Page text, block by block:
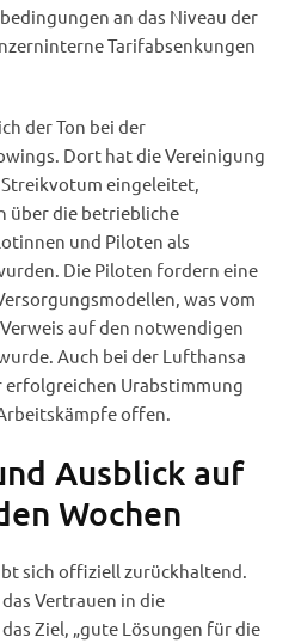
an das Niveau der
Tarifabsenkungen
der Ton bei der
Dort hat die Vereinigung
Streikvotum eingeleitet,
über die betriebliche
und Piloten als
Die Piloten fordern eine
was vom
auf den notwendigen
Auch bei der Lufthansa
erfolgreichen Urabstimmung
offen.
Ausblick auf
Wochen
sich offiziell zurückhaltend.
Vertrauen in die
Ziel, „gute Lösungen für die